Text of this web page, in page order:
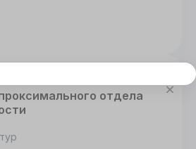
отдела
использует cookie
работы данного сайта
cookie